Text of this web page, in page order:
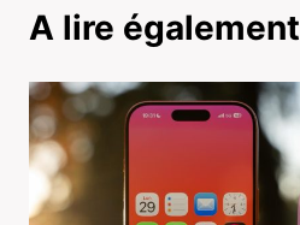
A lire également